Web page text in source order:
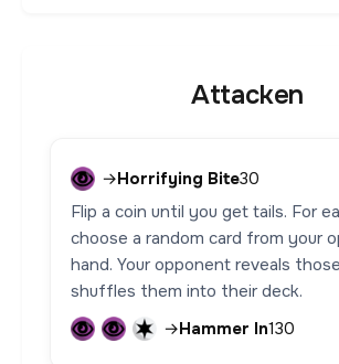
Attacken
→Horrifying Bite30
Flip a coin until you get tails. For
choose a random card from your
hand. Your opponent reveals
shuffles them into their deck.
→Hammer In130